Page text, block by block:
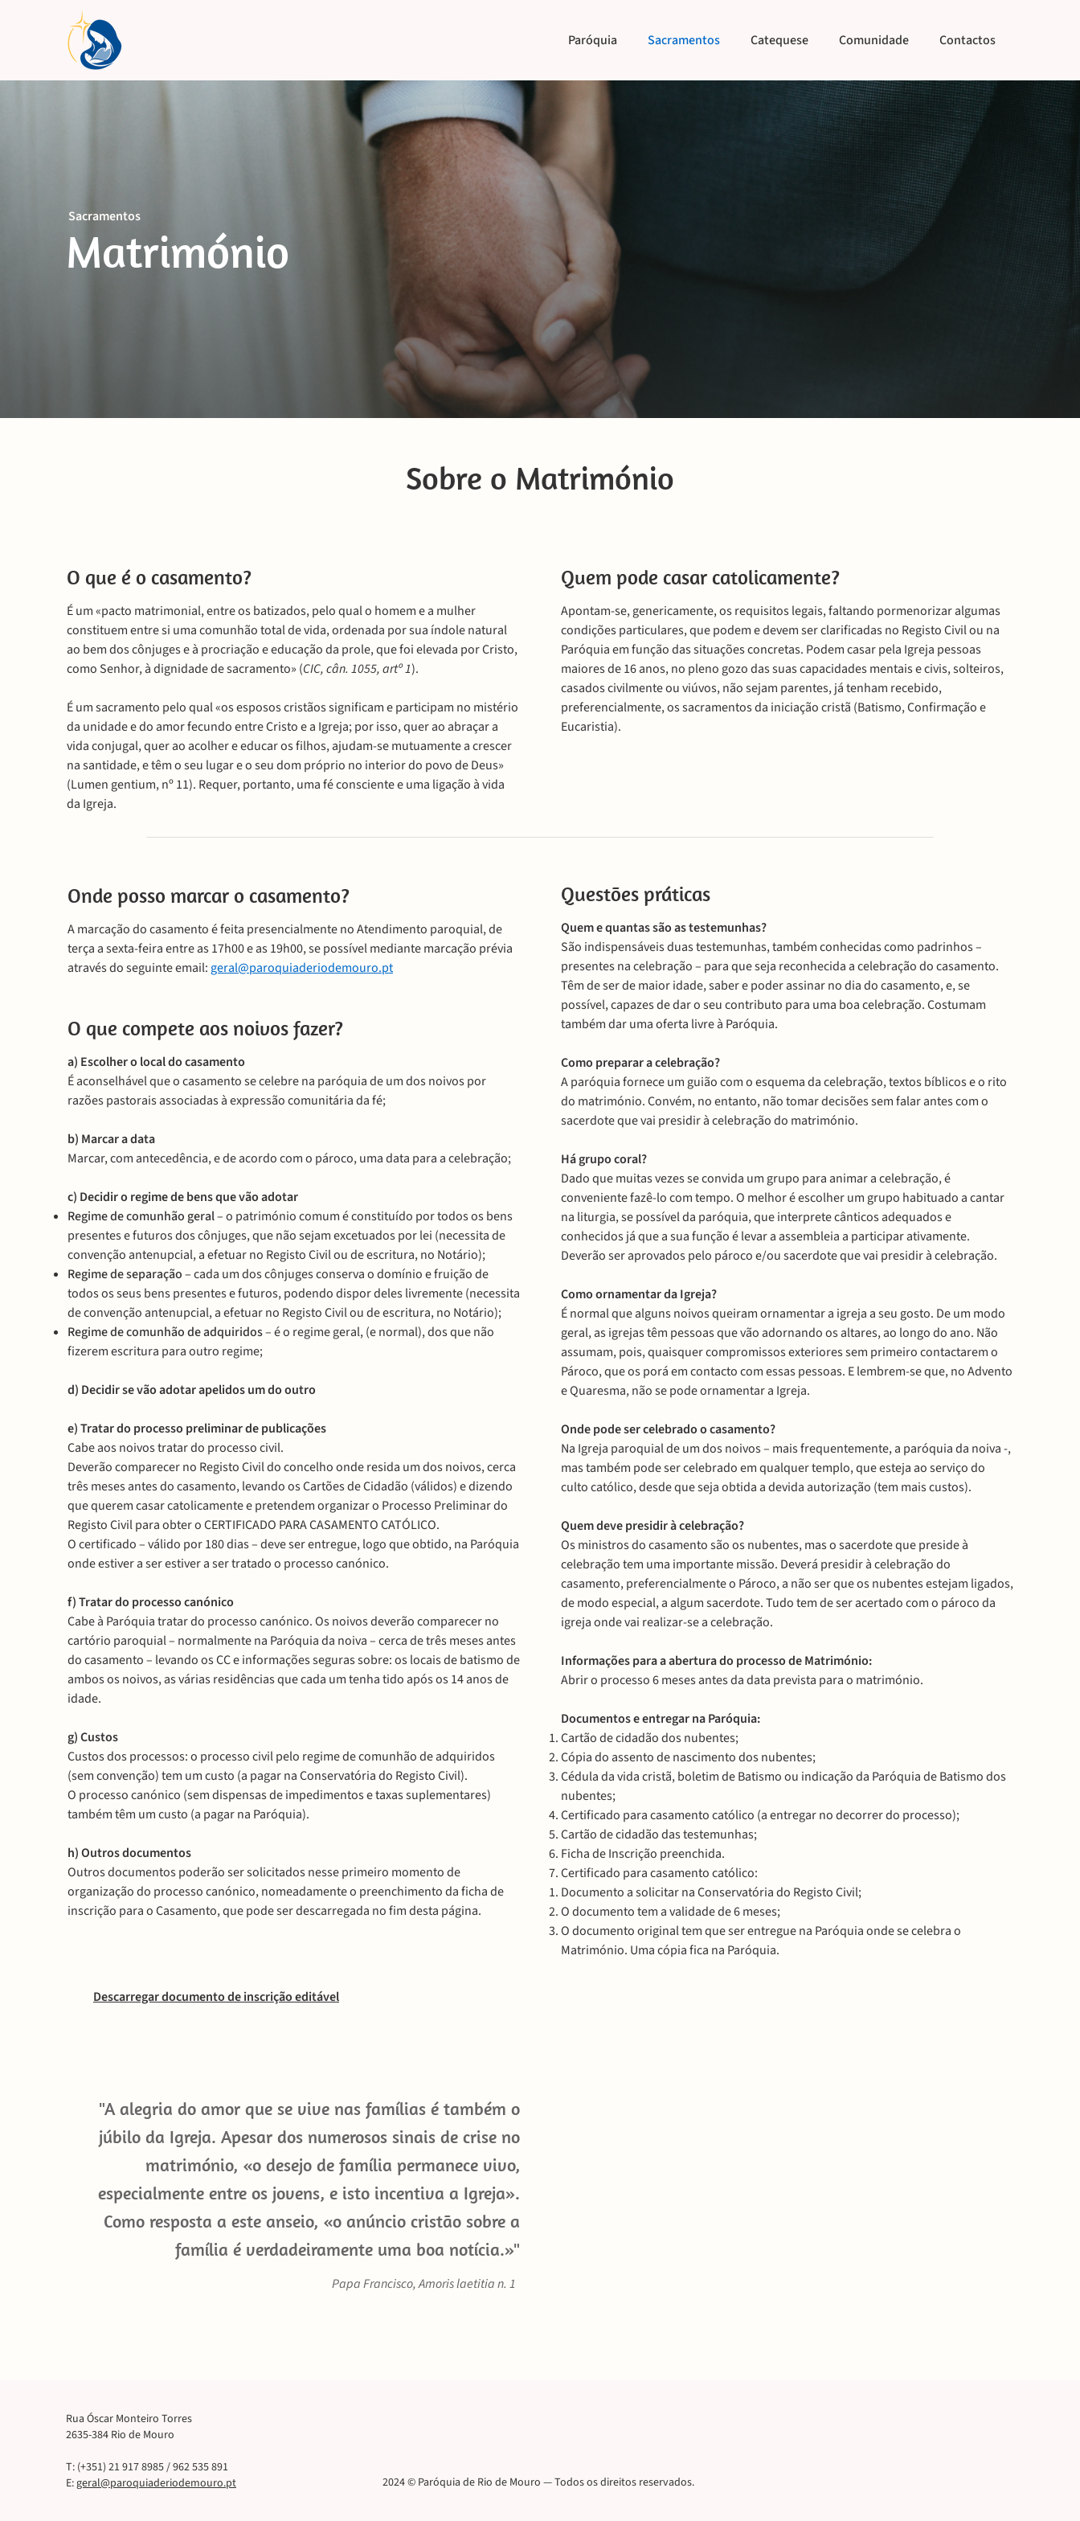
Paróquia Sacramentos Catequese Comunidade Contactos
Matrimónio
Sacramentos
Sobre o Matrimónio
O que é o casamento?
É um «pacto matrimonial, entre os batizados, pelo qual o homem e a mulher
constituem entre si uma comunhão total de vida, ordenada por sua índole natural
ao bem dos cônjuges e à procriação e educação da prole, que foi elevada por Cristo,
como Senhor, à dignidade de sacramento» (CIC, cân. 1055, artº 1).
É um sacramento pelo qual «os esposos cristãos significam e participam no mistério
da unidade e do amor fecundo entre Cristo e a Igreja; por isso, quer ao abraçar a
vida conjugal, quer ao acolher e educar os filhos, ajudam-se mutuamente a crescer
na santidade, e têm o seu lugar e o seu dom próprio no interior do povo de Deus»
(Lumen gentium, nº 11). Requer, portanto, uma fé consciente e uma ligação à vida
da Igreja.
Quem pode casar catolicamente?
Apontam-se, genericamente, os requisitos legais, faltando pormenorizar algumas
condições particulares, que podem e devem ser clarificadas no Registo Civil ou na
Paróquia em função das situações concretas. Podem casar pela Igreja pessoas
maiores de 16 anos, no pleno gozo das suas capacidades mentais e civis, solteiros,
casados civilmente ou viúvos, não sejam parentes, já tenham recebido,
preferencialmente, os sacramentos da iniciação cristã (Batismo, Confirmação e
Eucaristia).
Onde posso marcar o casamento?
A marcação do casamento é feita presencialmente no Atendimento paroquial, de
terça a sexta-feira entre as 17h00 e as 19h00, se possível mediante marcação prévia
através do seguinte email: geral@paroquiaderiodemouro.pt
O que compete aos noivos fazer?
a) Escolher o local do casamento
É aconselhável que o casamento se celebre na paróquia de um dos noivos por
razões pastorais associadas à expressão comunitária da fé;
b) Marcar a data
Marcar, com antecedência, e de acordo com o pároco, uma data para a celebração;
c) Decidir o regime de bens que vão adotar
Regime de comunhão geral– o património comum é constituído por todos os bens
presentes e futuros dos cônjuges, que não sejam excetuados por lei (necessita de
convenção antenupcial, a efetuar no Registo Civil ou de escritura, no Notário);
Regime de separação– cada um dos cônjuges conserva o domínio e fruição de
todos os seus bens presentes e futuros, podendo dispor deles livremente (necessita
de convenção antenupcial, a efetuar no Registo Civil ou de escritura, no Notário);
Regime de comunhão de adquiridos– é o regime geral, (e normal), dos que não
fizerem escritura para outro regime;
d) Decidir se vão adotar apelidos um do outro
e) Tratar do processo preliminar de publicações
Cabe aos noivos tratar do processo civil.
Deverão comparecer no Registo Civil do concelho onde resida um dos noivos, cerca
três meses antes do casamento, levando os Cartões de Cidadão (válidos) e dizendo
que querem casar catolicamente e pretendem organizar o Processo Preliminar do
Registo Civil para obter o CERTIFICADO PARA CASAMENTO CATÓLICO.
O certificado – válido por 180 dias – deve ser entregue, logo que obtido, na Paróquia
onde estiver a ser estiver a ser tratado o processo canónico.
f) Tratar do processo canónico
Cabe à Paróquia tratar do processo canónico. Os noivos deverão comparecer no
cartório paroquial – normalmente na Paróquia da noiva – cerca de três meses antes
do casamento – levando os CC e informações seguras sobre: os locais de batismo de
ambos os noivos, as várias residências que cada um tenha tido após os 14 anos de
idade.
g) Custos
Custos dos processos: o processo civil pelo regime de comunhão de adquiridos
(sem convenção) tem um custo (a pagar na Conservatória do Registo Civil).
O processo canónico (sem dispensas de impedimentos e taxas suplementares)
também têm um custo (a pagar na Paróquia).
h) Outros documentos
Outros documentos poderão ser solicitados nesse primeiro momento de
organização do processo canónico, nomeadamente o preenchimento da ficha de
inscrição para o Casamento, que pode ser descarregada no fim desta página.
Questões práticas
Quem e quantas são as testemunhas?
São indispensáveis duas testemunhas, também conhecidas como padrinhos –
presentes na celebração – para que seja reconhecida a celebração do casamento.
Têm de ser de maior idade, saber e poder assinar no dia do casamento, e, se
possível, capazes de dar o seu contributo para uma boa celebração. Costumam
também dar uma oferta livre à Paróquia.
Como preparar a celebração?
A paróquia fornece um guião com o esquema da celebração, textos bíblicos e o rito
do matrimónio. Convém, no entanto, não tomar decisões sem falar antes com o
sacerdote que vai presidir à celebração do matrimónio.
Há grupo coral?
Dado que muitas vezes se convida um grupo para animar a celebração, é
conveniente fazê-lo com tempo. O melhor é escolher um grupo habituado a cantar
na liturgia, se possível da paróquia, que interprete cânticos adequados e
conhecidos já que a sua função é levar a assembleia a participar ativamente.
Deverão ser aprovados pelo pároco e/ou sacerdote que vai presidir à celebração.
Como ornamentar da Igreja?
É normal que alguns noivos queiram ornamentar a igreja a seu gosto. De um modo
geral, as igrejas têm pessoas que vão adornando os altares, ao longo do ano. Não
assumam, pois, quaisquer compromissos exteriores sem primeiro contactarem o
Pároco, que os porá em contacto com essas pessoas. E lembrem-se que, no Advento
e Quaresma, não se pode ornamentar a Igreja.
Onde pode ser celebrado o casamento?
Na Igreja paroquial de um dos noivos – mais frequentemente, a paróquia da noiva -,
mas também pode ser celebrado em qualquer templo, que esteja ao serviço do
culto católico, desde que seja obtida a devida autorização (tem mais custos).
Quem deve presidir à celebração?
Os ministros do casamento são os nubentes, mas o sacerdote que preside à
celebração tem uma importante missão. Deverá presidir à celebração do
casamento, preferencialmente o Pároco, a não ser que os nubentes estejam ligados,
de modo especial, a algum sacerdote. Tudo tem de ser acertado com o pároco da
igreja onde vai realizar-se a celebração.
Informações para a abertura do processo de Matrimónio:
Abrir o processo 6 meses antes da data prevista para o matrimónio.
Documentos e entregar na Paróquia:
Cartão de cidadão dos nubentes;
Cópia do assento de nascimento dos nubentes;
Cédula da vida cristã, boletim de Batismo ou indicação da Paróquia de Batismo dos
nubentes;
Certificado para casamento católico (a entregar no decorrer do processo);
Cartão de cidadão das testemunhas;
Ficha de Inscrição preenchida.
Certificado para casamento católico:
Documento a solicitar na Conservatória do Registo Civil;
O documento tem a validade de 6 meses;
O documento original tem que ser entregue na Paróquia onde se celebra o
Matrimónio. Uma cópia fica na Paróquia.
Descarregar documento de inscrição editável
"A alegria do amor que se vive nas famílias é também o
júbilo da Igreja. Apesar dos numerosos sinais de crise no
matrimónio, «o desejo de família permanece vivo,
especialmente entre os jovens, e isto incentiva a Igreja».
Como resposta a este anseio, «o anúncio cristão sobre a
família é verdadeiramente uma boa notícia.»"
Papa Francisco, Amoris laetitia n. 1
Rua Óscar Monteiro Torres
2635-384 Rio de Mouro
T: (+351) 21 917 8985 / 962 535 891
E:geral@paroquiaderiodemouro.pt 2024 © Paróquia de Rio de Mouro — Todos os direitos reservados.